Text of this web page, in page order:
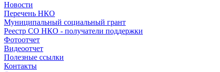
Новости
Перечень НКО
Муниципальный социальный грант
Реестр СО НКО - получатели поддержки
Фотоотчет
Видеоотчет
Полезные ссылки
Контакты